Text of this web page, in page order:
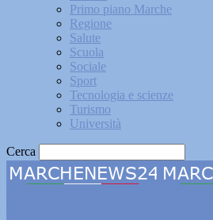
Primo piano Marche
Regione
Salute
Scuola
Sociale
Sport
Tecnologia e scienze
Turismo
Università
Cerca